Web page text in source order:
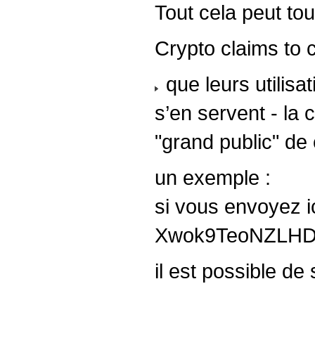
Tout cela peut
Crypto claims to
que leurs
s’en servent - la
"grand public" de
un exemple :
si vous envoyez
il est possible de